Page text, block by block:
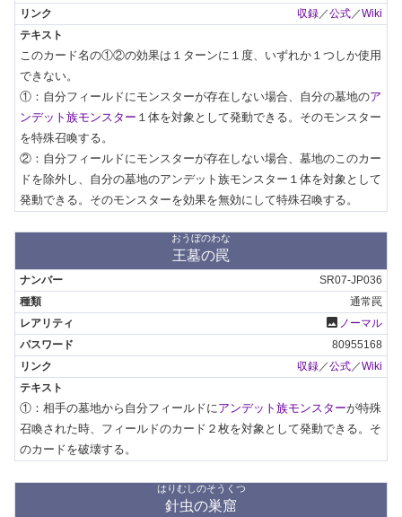
収録／公式／Wiki
このカード名の①②の効果は１ターンに１度、いずれか１つしか使用
できない。
①：自分フィールドにモンスターが存在しない場合、自分の墓地のア
ンデット族モンスター １体を対象として発動できる。そのモンスター
を特殊召喚する。
②：自分フィールドにモンスターが存在しない場合、墓地のこのカー
ドを除外し、自分の墓地のアンデット族モンスター１体を対象として
発動できる。そのモンスターを効果を無効にして特殊召喚する。
おうぼのわな
王墓の罠
SR07-JP036
通常罠
photo ノーマル
80955168
収録／公式／Wiki
①：相手の墓地から自分フィールドにアンデット族モンスターが特殊
召喚された時、フィールドのカード２枚を対象として発動できる。そ
のカードを破壊する。
はりむしのそうくつ
針虫の巣窟